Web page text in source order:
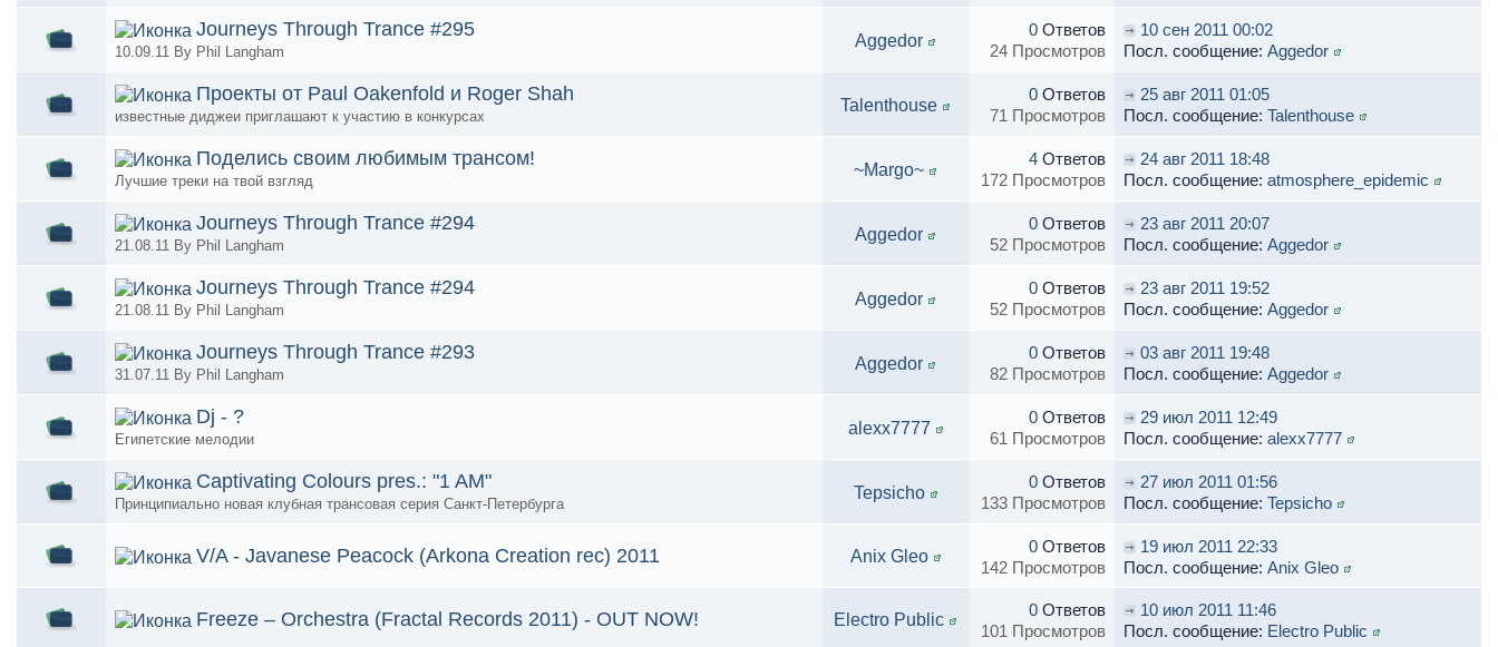
Journeys Through Trance #295
10.09.11 By Phil Langham
Aggedor
0 Ответов
24 Просмотров
10 сен 2011 00:02
Посл. сообщение: Aggedor
Проекты от Paul Oakenfold и Roger Shah
известные диджеи приглашают к участию в конкурсах
Talenthouse
0 Ответов
71 Просмотров
25 авг 2011 01:05
Посл. сообщение: Talenthouse
Поделись своим любимым трансом!
Лучшие треки на твой взгляд
~Margo~
4 Ответов
172 Просмотров
24 авг 2011 18:48
Посл. сообщение: atmosphere_epidemic
Journeys Through Trance #294
21.08.11 By Phil Langham
Aggedor
0 Ответов
52 Просмотров
23 авг 2011 20:07
Посл. сообщение: Aggedor
Journeys Through Trance #294
21.08.11 By Phil Langham
Aggedor
0 Ответов
52 Просмотров
23 авг 2011 19:52
Посл. сообщение: Aggedor
Journeys Through Trance #293
31.07.11 By Phil Langham
Aggedor
0 Ответов
82 Просмотров
03 авг 2011 19:48
Посл. сообщение: Aggedor
Dj - ?
Египетские мелодии
alexx7777
0 Ответов
61 Просмотров
29 июл 2011 12:49
Посл. сообщение: alexx7777
Captivating Colours pres.: "1 AM"
Принципиально новая клубная трансовая серия Санкт-Петербурга
Tepsicho
0 Ответов
133 Просмотров
27 июл 2011 01:56
Посл. сообщение: Tepsicho
V/A - Javanese Peacock (Arkona Creation rec) 2011 Anix Gleo
0 Ответов
142 Просмотров
19 июл 2011 22:33
Посл. сообщение: Anix Gleo
Freeze – Orchestra (Fractal Records 2011) - OUT NOW! Electro Public
0 Ответов
101 Просмотров
10 июл 2011 11:46
Посл. сообщение: Electro Public